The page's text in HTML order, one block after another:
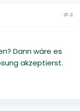
#4
Dann wäre es
akzeptierst.